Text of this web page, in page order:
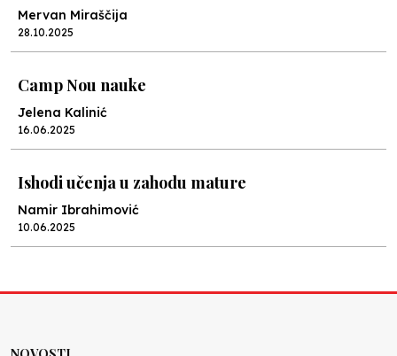
Mervan Miraščija
28.10.2025
Camp Nou nauke
Jelena Kalinić
16.06.2025
Ishodi učenja u zahodu mature
Namir Ibrahimović
10.06.2025